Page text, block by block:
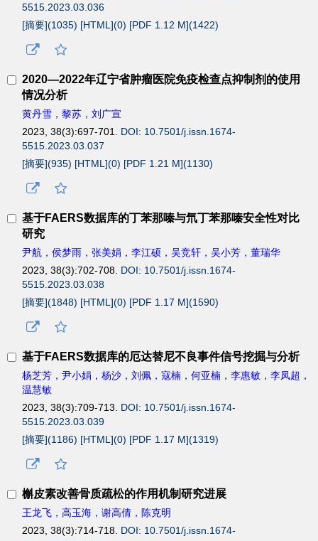
5515.2023.03.036
[摘要](1035) [HTML](0) [PDF 1.12 M](1422)
2020—2022年辽宁省肿瘤医院免疫检查点抑制剂的使用
情况分析
黄丹雪，黎苏，刘广宣
2023, 38(3):697-701. DOI: 10.7501/j.issn.1674-
5515.2023.03.037
[摘要](935) [HTML](0) [PDF 1.21 M](1130)
基于FAERS数据库的丁苯那嗪与氘丁苯那嗪安全性对比
研究
尹航，侯梦雨，张美娟，李江硕，吴竞轩，吴小芳，董瑞华
2023, 38(3):702-708. DOI: 10.7501/j.issn.1674-
5515.2023.03.038
[摘要](1848) [HTML](0) [PDF 1.17 M](1590)
基于FAERS数据库的厄达替尼不良事件信号挖掘与分析
杨芝芳，尹小娟，杨沙，刘佩，寇楠，何亚楠，李惠敏，李凤超，
温慧敏
2023, 38(3):709-713. DOI: 10.7501/j.issn.1674-
5515.2023.03.039
[摘要](1186) [HTML](0) [PDF 1.17 M](1319)
槲皮素改善骨质疏松的作用机制研究进展
王龙飞，高玉海，谢高倩，陈克明
2023, 38(3):714-718. DOI: 10.7501/j.issn.1674-